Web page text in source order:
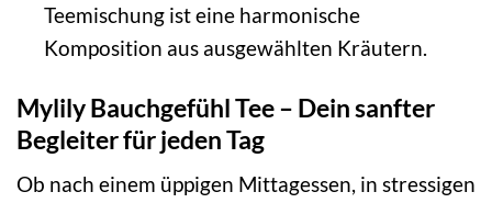
Teemischung ist eine harmonische
Komposition aus ausgewählten Kräutern.
Mylily Bauchgefühl Tee – Dein sanfter
Begleiter für jeden Tag
Ob nach einem üppigen Mittagessen, in stressigen